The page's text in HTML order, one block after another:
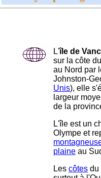
L'île de
sur la côte du
au Nord par
Johnston-
Unis), elle
largeur
de la
L'île est un
Olympe et
plaine au
Les côtes du